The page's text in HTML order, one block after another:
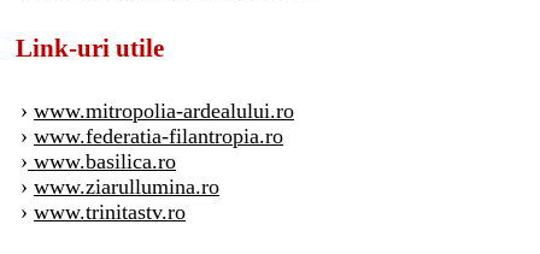
Link-uri utile
› www.mitropolia-ardealului.ro
› www.federatia-filantropia.ro
› www.basilica.ro
› www.ziarullumina.ro
› www.trinitastv.ro